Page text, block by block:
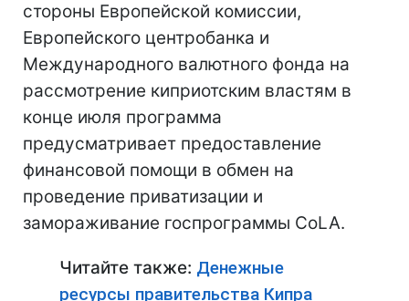
стороны Европейской комиссии,
Европейского центробанка и
Международного валютного фонда на
рассмотрение киприотским властям в
конце июля программа
предусматривает предоставление
финансовой помощи в обмен на
проведение приватизации и
замораживание госпрограммы CoLA.
Читайте также: Денежные
ресурсы правительства Кипра